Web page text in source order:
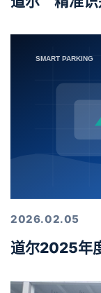
2026.02.05
道尔2025年